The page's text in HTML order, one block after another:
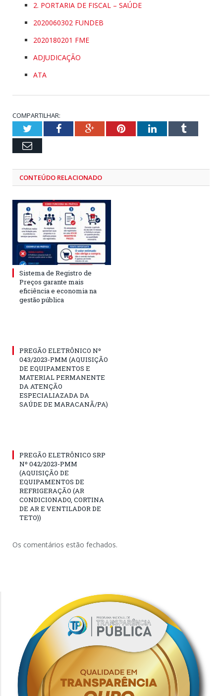
2. PORTARIA DE FISCAL – SAÚDE
2020060302 FUNDEB
2020180201 FME
ADJUDICAÇÃO
ATA
COMPARTILHAR:
TwitterFacebookGoogle+PinterestLinkedInTumblr
Email
CONTEÚDO RELACIONADO
Sistema de Registro de
Preços garante mais
eficiência e economia na
gestão pública
PREGÃO ELETRÔNICO Nº
043/2023-PMM (AQUISIÇÃO
DE EQUIPAMENTOS E
MATERIAL PERMANENTE
DA ATENÇÃO
ESPECIALIAZADA DA
SAÚDE DE MARACANÃ/PA)
PREGÃO ELETRÔNICO SRP
Nº 042/2023-PMM
(AQUISIÇÃO DE
EQUIPAMENTOS DE
REFRIGERAÇÃO (AR
CONDICIONADO, CORTINA
DE AR E VENTILADOR DE
TETO))
Os comentários estão fechados.